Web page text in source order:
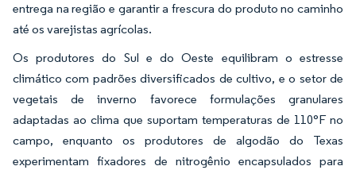
entrega na região e garantir a frescura do produto no caminho
até os varejistas agrícolas.
Os produtores do Sul e do Oeste equilibram o estresse
climático com padrões diversificados de cultivo, e o setor de
vegetais de inverno favorece formulações granulares
adaptadas ao clima que suportam temperaturas de 110°F no
campo, enquanto os produtores de algodão do Texas
experimentam fixadores de nitrogênio encapsulados para